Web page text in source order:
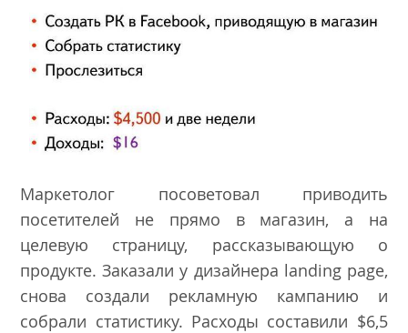
Маркетолог посоветовал приводить
посетителей не прямо в магазин, а на
целевую страницу, рассказывающую о
продукте. Заказали у дизайнера landing page,
снова создали рекламную кампанию и
собрали статистику. Расходы составили $6,5